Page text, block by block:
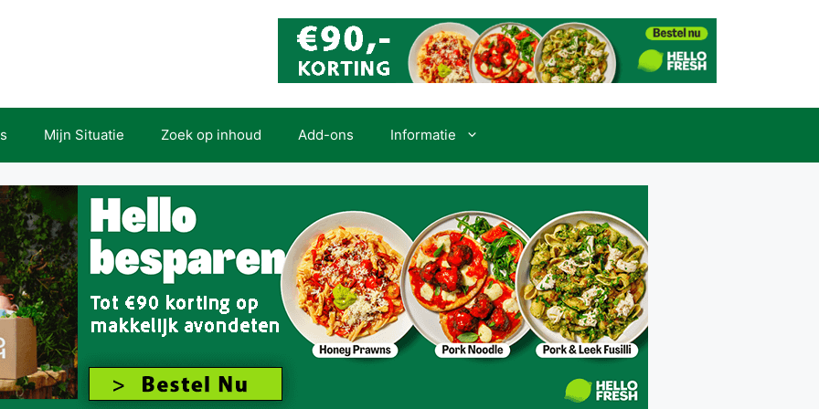
Mijn Situatie Zoek op inhoud Add-ons Informatie